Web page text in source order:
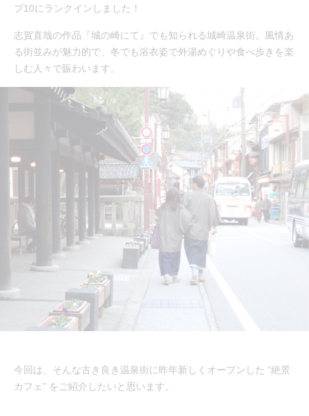
プ10にランクインしました！
志賀直哉の作品『城の崎にて』でも知られる城崎温泉街。風情あ
る街並みが魅力的で、冬でも浴衣姿で外湯めぐりや食べ歩きを楽
しむ人々で賑わいます。
今回は、そんな古き良き温泉街に昨年新しくオープンした “絶景
カフェ” をご紹介したいと思います。